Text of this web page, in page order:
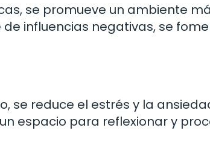
se promueve un ambiente
influencias negativas, se
se reduce el estrés y la
espacio para reflexionar y